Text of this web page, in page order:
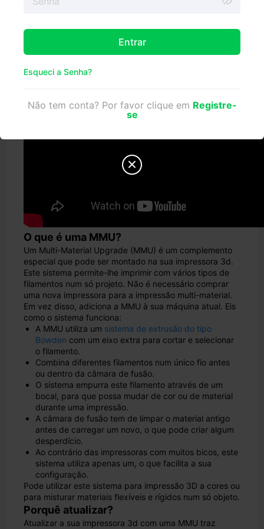
Noções básicas de MMU
O que é uma MMU?
Um Multi-Material Upgrade (MMU) é um complemento
especial que pode ser montado na sua impressora 3d.
Este sistema permite-lhe imprimir com vários tipos de
filamentos num só projeto. Não é necessário comprar
uma nova impressora para a impressão multi-material.
Em vez disso, adiciona a MMU à sua máquina atual. Eis
como o sistema funciona:
A MMU utiliza um sistema de extrusão do tipo
Bowden com um eixo extra para cortar e selecionar
o filamento.
Combina diferentes filamentos num único fio antes
ou dentro da câmara de fusão.
O sistema empurra este filamento através de um
bocal, para que possa mudar de cor ou de material
durante uma impressão.
A câmara de fusão tem de limpar o material antigo
antes de carregar um novo, o que pode criar algum
desperdício.
Ao contrário das impressoras com muitos bicos, este
sistema utiliza apenas um, o que facilita a sua
configuração.
Pode utilizar este sistema para impressão 3D a cores ou
para misturar materiais flexíveis e rígidos num só objeto.
Porquê atualizar?
Atualizar a sua impressora 3d com uma MMU traz

Entrar
Esqueci a Senha?
Não tem conta? Por favor clique em Registre-
se